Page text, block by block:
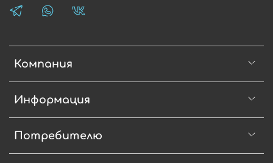
Компания
Информация
Потребителю